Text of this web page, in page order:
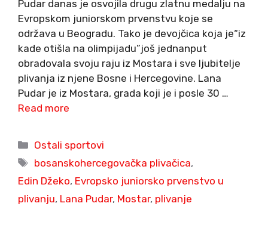
Pudar danas je osvojila drugu zlatnu medalju na
Evropskom juniorskom prvenstvu koje se
održava u Beogradu. Tako je devojčica koja je“iz
kade otišla na olimpijadu”još jednanput
obradovala svoju raju iz Mostara i sve ljubitelje
plivanja iz njene Bosne i Hercegovine. Lana
Pudar je iz Mostara, grada koji je i posle 30 …
Read more
Categories
Ostali sportovi
Tags
bosanskohercegovačka plivačica,
Edin Džeko, Evropsko juniorsko prvenstvo u
plivanju, Lana Pudar, Mostar, plivanje